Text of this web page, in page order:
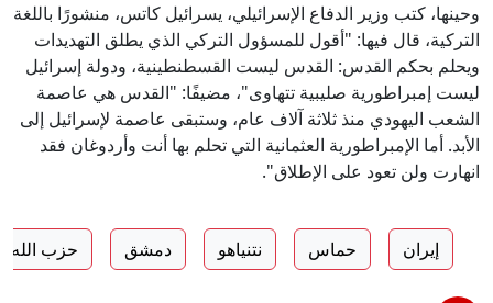
وحينها، كتب وزير الدفاع الإسرائيلي، يسرائيل كاتس، منشورًا باللغة
التركية، قال فيها: "أقول للمسؤول التركي الذي يطلق التهديدات
ويحلم بحكم القدس: القدس ليست القسطنطينية، ودولة إسرائيل
ليست إمبراطورية صليبية تتهاوى"، مضيفًا: "القدس هي عاصمة
الشعب اليهودي منذ ثلاثة آلاف عام، وستبقى عاصمة لإسرائيل إلى
الأبد. أما الإمبراطورية العثمانية التي تحلم بها أنت وأردوغان فقد
انهارت ولن تعود على الإطلاق".
إيران حماس نتنياهو دمشق حزب الله